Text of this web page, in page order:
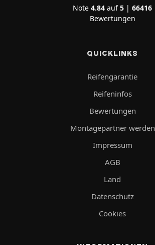
Note 4.84 auf5 | 66416
Bewertungen
QUICKLINKS
Reifengarantie
Reifeninfos
Bewertungen
Montagepartner werden
Impressum
AGB
Land
Datenschutz
Cookies